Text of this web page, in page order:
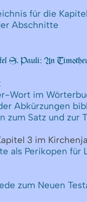
für die Kapitel
Abschnitte
S. Pauli: An
Wort im
Abkürzungen
zum Satz und zur
3 im
als Perikopen für
zum Neuen